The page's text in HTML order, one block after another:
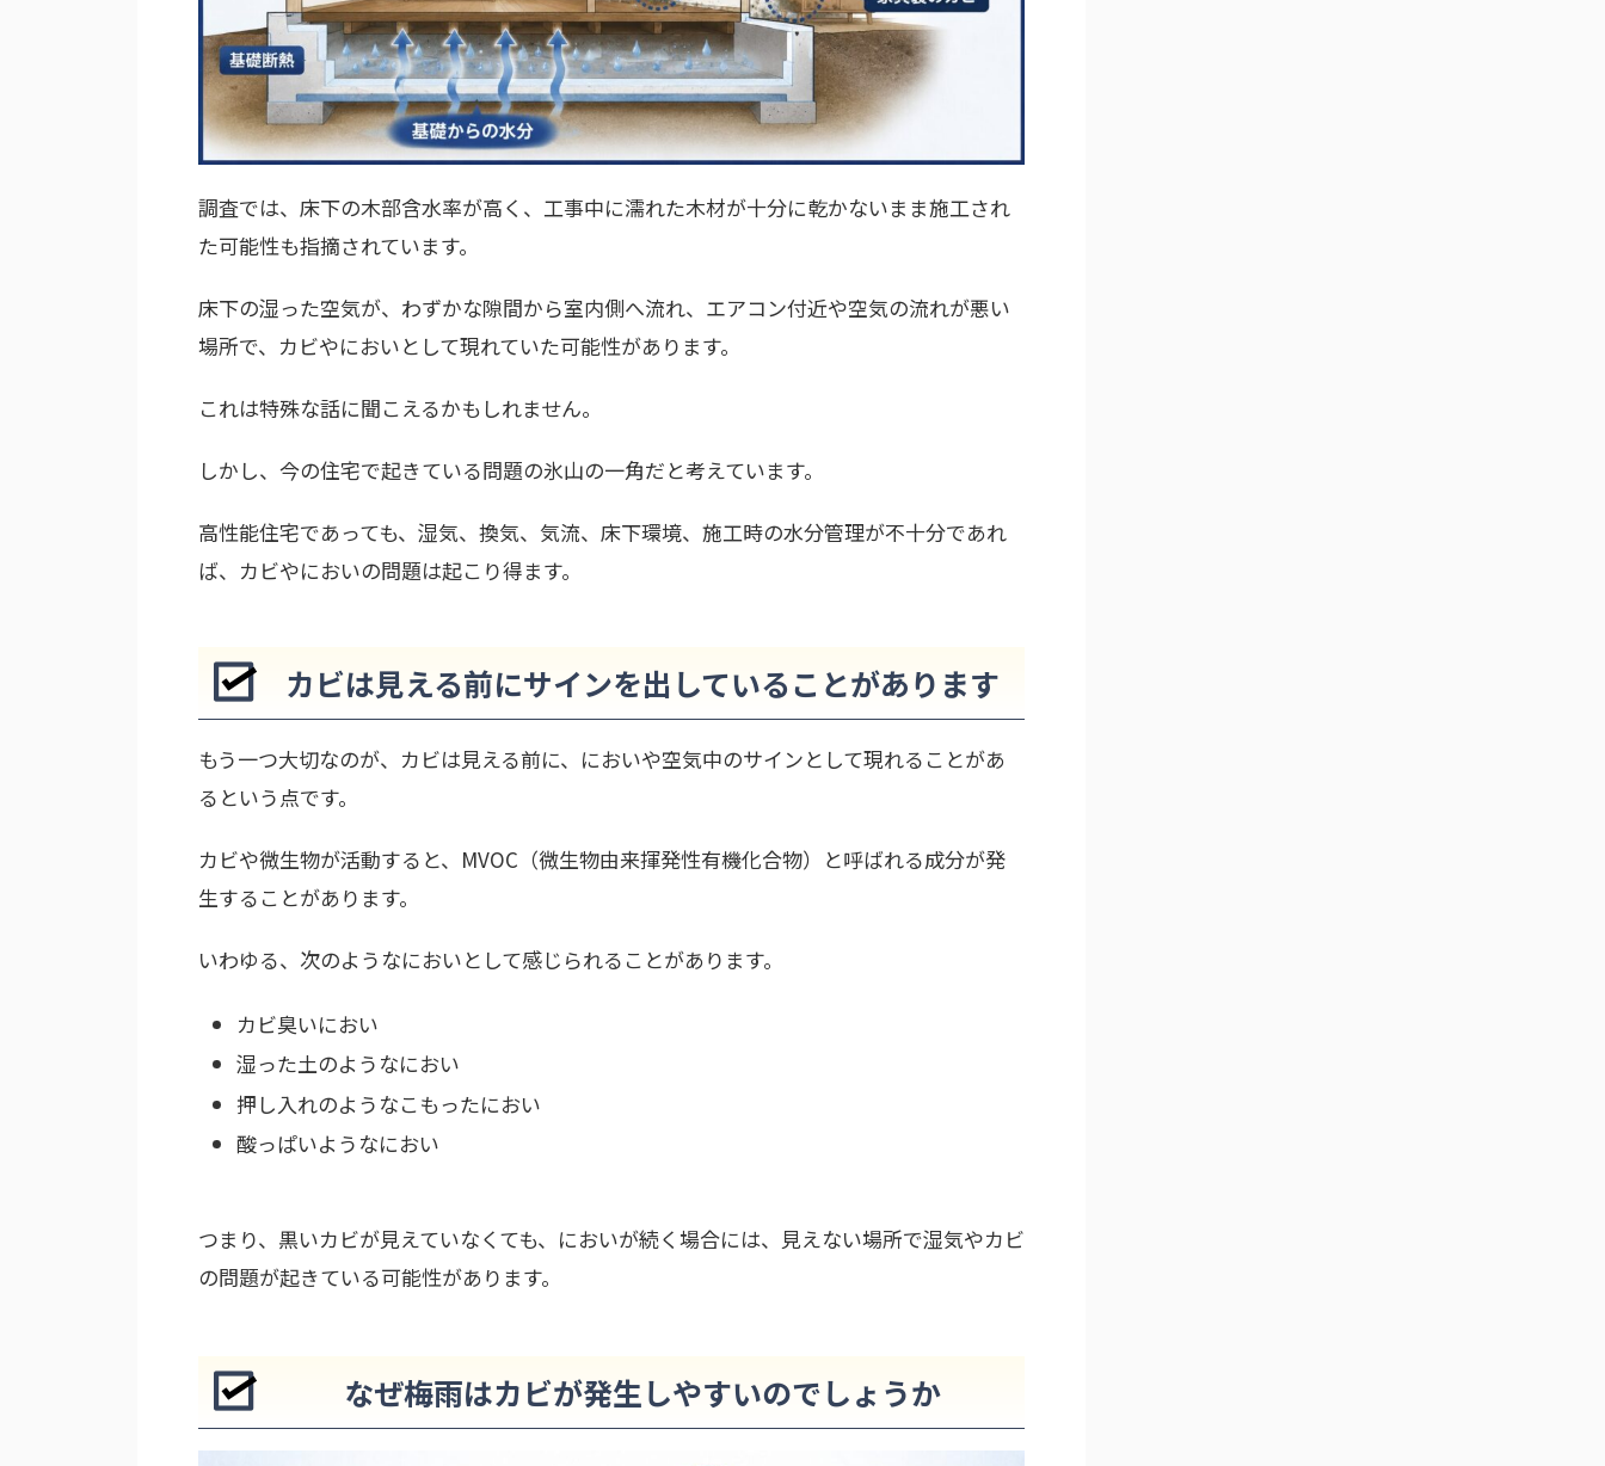
調査では、床下の木部含水率が高く、工事中に濡れた木材が十分に乾かないまま施工され
た可能性も指摘されています。
床下の湿った空気が、わずかな隙間から室内側へ流れ、エアコン付近や空気の流れが悪い
場所で、カビやにおいとして現れていた可能性があります。
これは特殊な話に聞こえるかもしれません。
しかし、今の住宅で起きている問題の氷山の一角だと考えています。
高性能住宅であっても、湿気、換気、気流、床下環境、施工時の水分管理が不十分であれ
ば、カビやにおいの問題は起こり得ます。
カビは見える前にサインを出していることがあります
もう一つ大切なのが、カビは見える前に、においや空気中のサインとして現れることがあ
るという点です。
カビや微生物が活動すると、MVOC（微生物由来揮発性有機化合物）と呼ばれる成分が発
生することがあります。
いわゆる、次のようなにおいとして感じられることがあります。
カビ臭いにおい
湿った土のようなにおい
押し入れのようなこもったにおい
酸っぱいようなにおい
つまり、黒いカビが見えていなくても、においが続く場合には、見えない場所で湿気やカビ
の問題が起きている可能性があります。
なぜ梅雨はカビが発生しやすいのでしょうか